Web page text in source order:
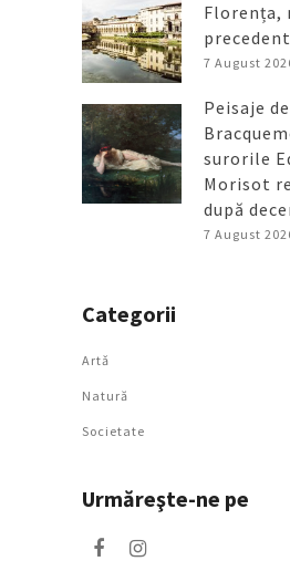
Florența,
precedent
7 August
Peisaje
surorile
Morisot
după
7 August
Categorii
Artǎ
Natură
Societate
Urmăreşte-ne pe